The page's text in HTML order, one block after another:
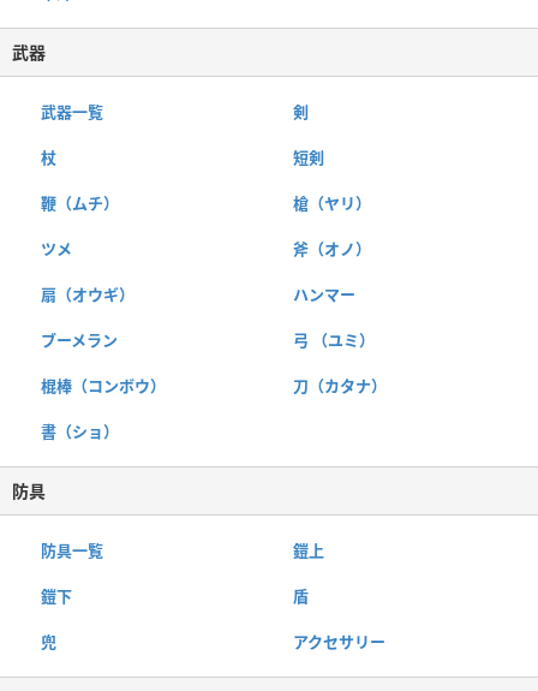
武器
武器一覧 剣
杖 短剣
鞭（ムチ） 槍（ヤリ）
ツメ 斧（オノ）
扇（オウギ） ハンマー
ブーメラン 弓 （ユミ）
棍棒（コンボウ） 刀（カタナ）
書（ショ）
防具
防具一覧 鎧上
鎧下 盾
兜 アクセサリー